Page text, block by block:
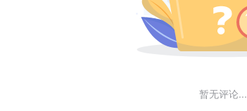
暂无评论...